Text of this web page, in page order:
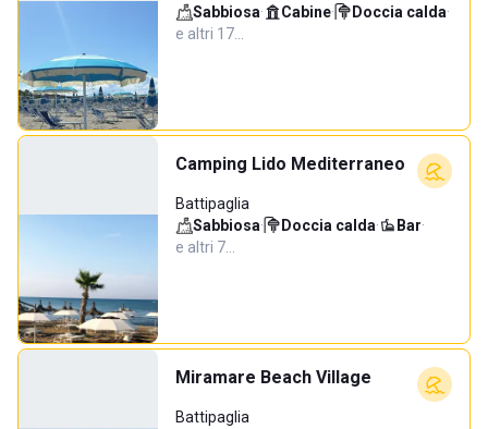
Sabbiosa· Cabine· Doccia calda·
e altri 17…
Camping Lido Mediterraneo
Battipaglia
Sabbiosa· Doccia calda· Bar·
e altri 7…
Miramare Beach Village
Battipaglia